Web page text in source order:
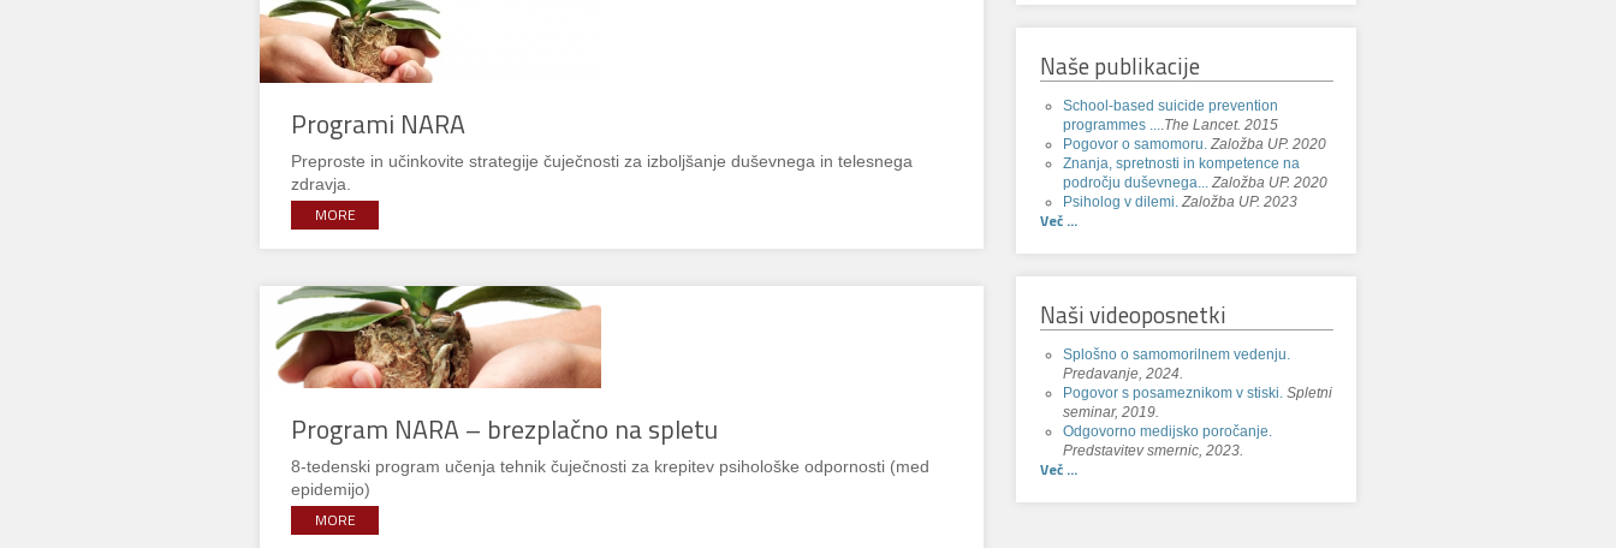
Programi NARA
Preproste in učinkovite strategije čuječnosti za izboljšanje duševnega in telesnega
zdravja.
MORE
Program NARA – brezplačno na spletu
8-tedenski program učenja tehnik čuječnosti za krepitev psihološke odpornosti (med
epidemijo)
MORE
Naše publikacije
School-based suicide prevention
programmes ...
The Lancet. 2015
Pogovor o samomoru. Založba UP. 2020
Znanja, spretnosti in kompetence na
področju duševnega...
Založba UP. 2020
Psiholog v dilemi. Založba UP. 2023
Več ...
Naši videoposnetki
Splošno o samomorilnem vedenju.
Predavanje, 2024.
Pogovor s posameznikom v stiski. Spletni
seminar, 2019.
Odgovorno medijsko poročanje.
Predstavitev smernic, 2023.
Več ...